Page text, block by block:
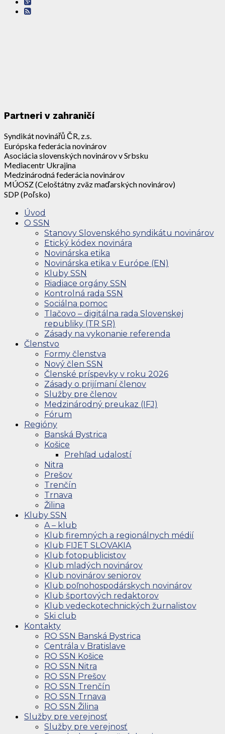
Partneri v zahraničí
Syndikát novinářů ČR, z.s.
Európska federácia novinárov
Asociácia slovenských novinárov v Srbsku
Mediacentr Ukrajina
Medzinárodná federácia novinárov
MÚOSZ (Celoštátny zväz maďarských novinárov)
SDP (Poľsko)
Úvod
O SSN
Stanovy Slovenského syndikátu novinárov
Etický kódex novinára
Novinárska etika
Novinárska etika v Európe (EN)
Kluby SSN
Riadiace orgány SSN
Kontrolná rada SSN
Sociálna pomoc
Tlačovo – digitálna rada Slovenskej
republiky (TR SR)
Zásady na vykonanie referenda
Členstvo
Formy členstva
Nový člen SSN
Členské príspevky v roku 2026
Zásady o prijímaní členov
Služby pre členov
Medzinárodný preukaz (IFJ)
Fórum
Regióny
Banská Bystrica
Košice
Prehľad udalostí
Nitra
Prešov
Trenčín
Trnava
Žilina
Kluby SSN
A – klub
Klub firemných a regionálnych médií
Klub FIJET SLOVAKIA
Klub fotopublicistov
Klub mladých novinárov
Klub novinárov seniorov
Klub poľnohospodárskych novinárov
Klub športových redaktorov
Klub vedeckotechnických žurnalistov
Ski club
Kontakty
RO SSN Banská Bystrica
Centrála v Bratislave
RO SSN Košice
RO SSN Nitra
RO SSN Prešov
RO SSN Trenčín
RO SSN Trnava
RO SSN Žilina
Služby pre verejnosť
Služby pre verejnosť